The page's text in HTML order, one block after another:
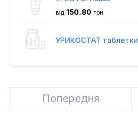
від 150.80 грн
УРИКОСТАТ таблетки
Попередня